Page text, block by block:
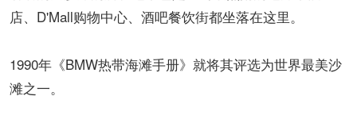
店、D'Mall购物中心、酒吧餐饮街都坐落在这里。
1990年《BMW热带海滩手册》就将其评选为世界最美沙
滩之一。